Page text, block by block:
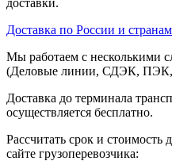
Доставка по России и
Мы работаем с несколькими
(Деловые линии, СДЭК,
Доставка до терминала
осуществляется бесплатно.
Рассчитать срок и
сайте грузоперевозчика: